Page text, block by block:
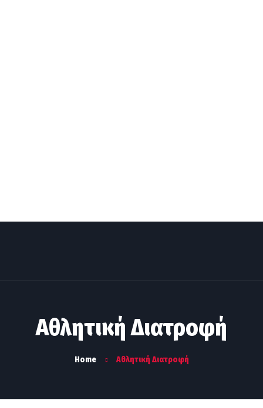
Αθλητική Διατροφή
Home Αθλητική Διατροφή